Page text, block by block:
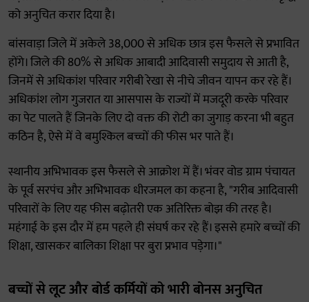
को अनुचित करार दिया है।
बांसवाड़ा जिले में अकेले 38,000 से अधिक छात्र इस फैसले से प्रभावित
होंगे। जिले की 80% से अधिक आबादी आदिवासी समुदाय से आती है,
जिनमें से अधिकांश परिवार गरीबी रेखा से नीचे जीवन यापन कर रहे हैं।
अधिकांश लोग गुजरात या आसपास के राज्यों में मजदूरी करके परिवार
का पेट पालते हैं जिनके लिए दो वक्त की रोटी का जुगाड़ करना भी बहुत
कठिन है, ऐसे में वे बमुश्किल बच्चों की फीस भर पाते हैं।
स्थानीय अभिभावक इस फैसले से आक्रोश में हैं। भंवर वोड ग्राम पंचायत
के पूर्व सरपंच और अभिभावक धीरजमल का कहना है, "गरीब आदिवासी
परिवारों के लिए यह फीस बढ़ोतरी एक अतिरिक्त बोझ की तरह है।
महंगाई के इस दौर में हम पहले ही संघर्ष कर रहे हैं। इससे हमारे बच्चों की
शिक्षा, खासकर बालिका शिक्षा पर बुरा प्रभाव पड़ेगा।"
बच्चों से लूट और बोर्ड कर्मियों को भारी बोनस अनुचित